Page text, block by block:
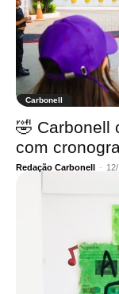
Carbonell
🤣 Carbonell
com
Redação Carbonell -